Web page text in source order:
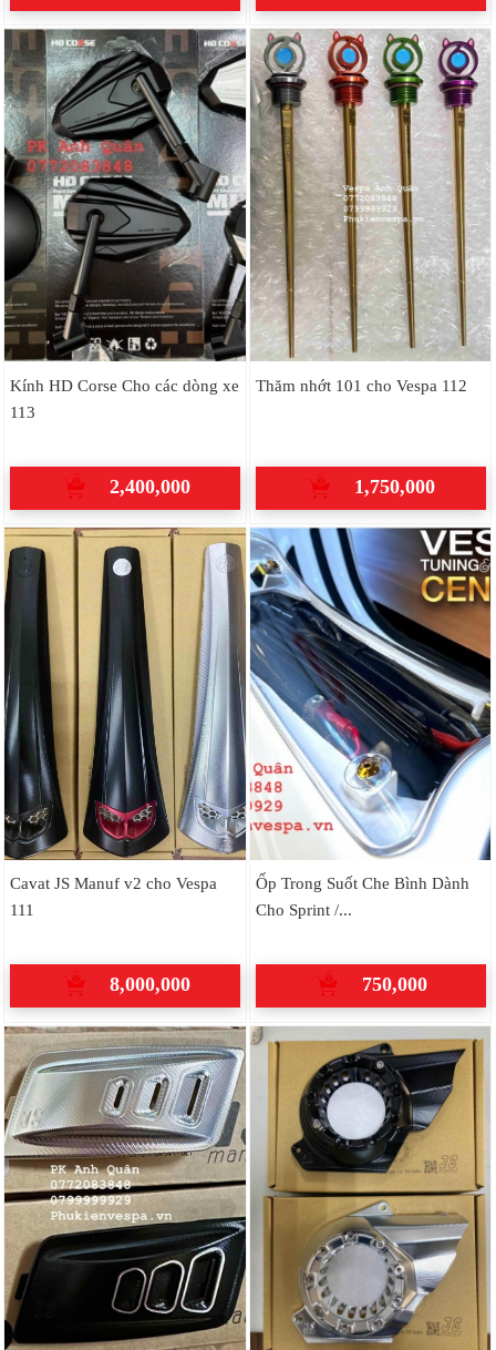
Kính HD Corse Cho các dòng xe
113
2,400,000
Thăm nhớt 101 cho Vespa 112
1,750,000
Cavat JS Manuf v2 cho Vespa
111
8,000,000
Ốp Trong Suốt Che Bình Dành
Cho Sprint /...
750,000